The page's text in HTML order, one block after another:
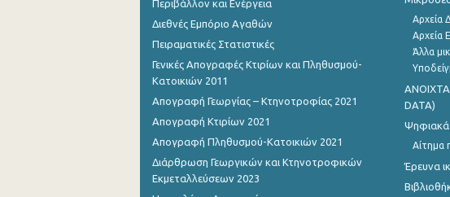
Περιβάλλον και Ενέργεια
Διεθνές Εμπόριο Αγαθών
Πειραματικές Στατιστικές
Γενικές Απογραφές Κτιρίων και Πληθυσμού-
Κατοικιών 2011
Απογραφή Γεωργίας – Κτηνοτροφίας 2021
Απογραφή Κτιρίων 2021
Απογραφή Πληθυσμού-Κατοικιών 2021
Διάρθρωση Γεωργικών και Κτηνοτροφικών
Εκμεταλλεύσεων 2023
Αρχεία
Αρχεία
Άλλα
DATA)
Αίτημα
Έρευνα